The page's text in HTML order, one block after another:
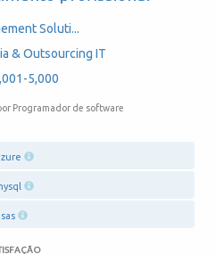
Soluti...
·
& Outsourcing IT
·
5,000
Programador de software
sas